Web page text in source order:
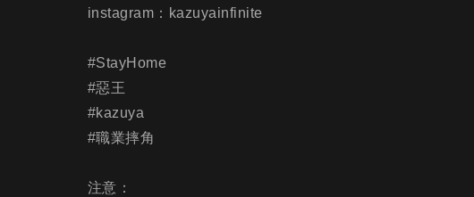
instagram：kazuyainfinite
#StayHome
#惡王
#kazuya
#職業摔角
注意：